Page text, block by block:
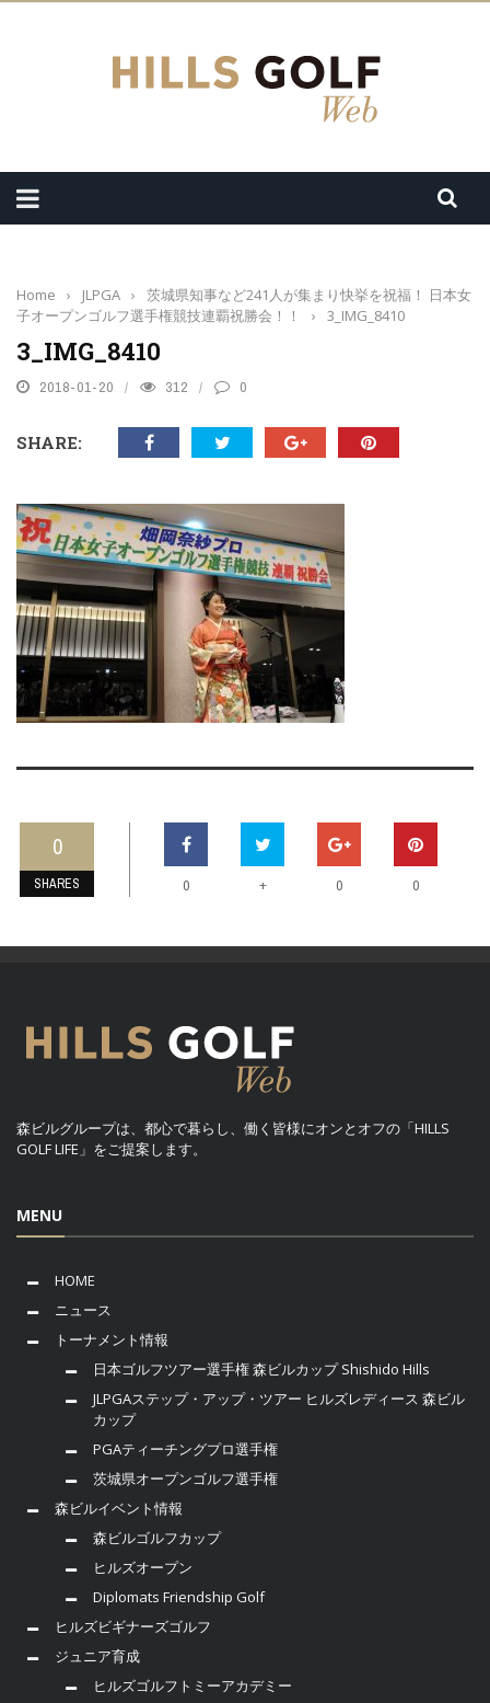
Home › JLPGA ›
茨城県知事など241人が集まり快挙を祝福！ 日本女
子オープンゴルフ選手権競技連覇祝勝会！！
› 3_IMG_8410
3_IMG_8410
2018-01-20 312 0
SHARE:
0
SHARES 0 + 0 0
森ビルグループは、都心で暮らし、働く皆様にオンとオフの「HILLS
GOLF LIFE」をご提案します。
MENU
HOME
ニュース
トーナメント情報
日本ゴルフツアー選手権 森ビルカップ Shishido Hills
JLPGAステップ・アップ・ツアー ヒルズレディース 森ビル
カップ
PGAティーチングプロ選手権
茨城県オープンゴルフ選手権
森ビルイベント情報
森ビルゴルフカップ
ヒルズオープン
Diplomats Friendship Golf
ヒルズビギナーズゴルフ
ジュニア育成
ヒルズゴルフトミーアカデミー